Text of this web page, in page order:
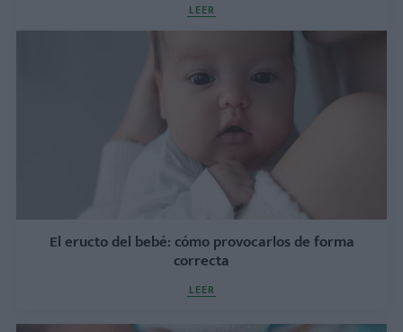
LEER
El eructo del bebé: cómo provocarlos de forma
correcta
LEER